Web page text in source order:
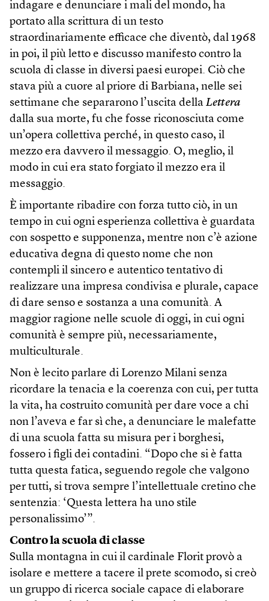
indagare e denunciare i mali del mondo, ha
portato alla scrittura di un testo
straordinariamente efficace che diventò, dal 1968
in poi, il più letto e discusso manifesto contro la
scuola di classe in diversi paesi europei. Ciò che
stava più a cuore al priore di Barbiana, nelle sei
settimane che separarono l’uscita della Lettera
dalla sua morte, fu che fosse riconosciuta come
un’opera collettiva perché, in questo caso, il
mezzo era davvero il messaggio. O, meglio, il
modo in cui era stato forgiato il mezzo era il
messaggio.
È importante ribadire con forza tutto ciò, in un
tempo in cui ogni esperienza collettiva è guardata
con sospetto e supponenza, mentre non c’è azione
educativa degna di questo nome che non
contempli il sincero e autentico tentativo di
realizzare una impresa condivisa e plurale, capace
di dare senso e sostanza a una comunità. A
maggior ragione nelle scuole di oggi, in cui ogni
comunità è sempre più, necessariamente,
multiculturale.
Non è lecito parlare di Lorenzo Milani senza
ricordare la tenacia e la coerenza con cui, per tutta
la vita, ha costruito comunità per dare voce a chi
non l’aveva e far sì che, a denunciare le malefatte
di una scuola fatta su misura per i borghesi,
fossero i figli dei contadini. “Dopo che si è fatta
tutta questa fatica, seguendo regole che valgono
per tutti, si trova sempre l’intellettuale cretino che
sentenzia: ‘Questa lettera ha uno stile
personalissimo’”.
Contro la scuola di classe
Sulla montagna in cui il cardinale Florit provò a
isolare e mettere a tacere il prete scomodo, si creò
un gruppo di ricerca sociale capace di elaborare